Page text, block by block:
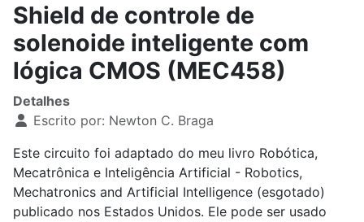
Shield de controle de
solenoide inteligente com
lógica CMOS (MEC458)
Detalhes
Escrito por: Newton C. Braga
Este circuito foi adaptado do meu livro Robótica,
Mecatrônica e Inteligência Artificial - Robotics,
Mechatronics and Artificial Intelligence (esgotado)
publicado nos Estados Unidos. Ele pode ser usado